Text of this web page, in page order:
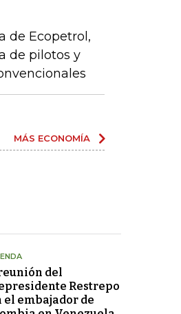
de Ecopetrol,
de pilotos y
MÁS ECONOMÍA
del
Restrepo
el embajador de